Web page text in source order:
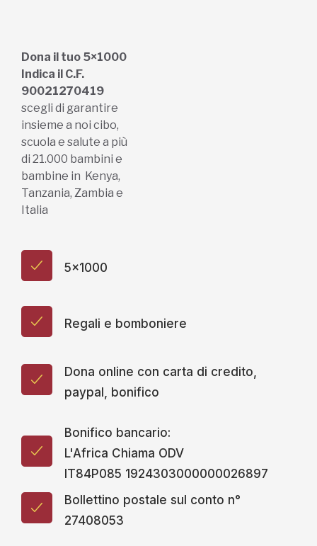
Dona il tuo 5×1000
Indica il C.F.
90021270419
scegli di garantire
insieme a noi cibo,
scuola e salute a più
di 21.000 bambini e
bambine in Kenya,
Tanzania, Zambia e
Italia
5x1000
Regali e bomboniere
Dona online con carta di credito,
paypal, bonifico
Bonifico bancario:
L'Africa Chiama ODV
IT84P085 1924303000000026897
Bollettino postale sul conto n°
27408053